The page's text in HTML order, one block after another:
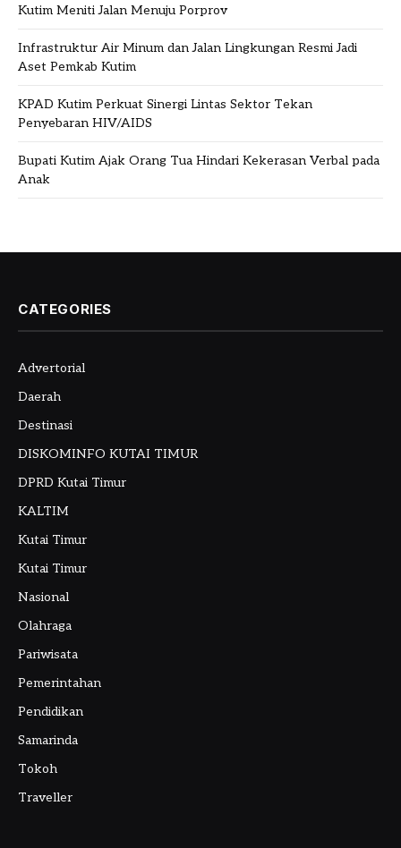
Kutim Meniti Jalan Menuju Porprov
Infrastruktur Air Minum dan Jalan Lingkungan Resmi Jadi
Aset Pemkab Kutim
KPAD Kutim Perkuat Sinergi Lintas Sektor Tekan
Penyebaran HIV/AIDS
Bupati Kutim Ajak Orang Tua Hindari Kekerasan Verbal pada
Anak
CATEGORIES
Advertorial
Daerah
Destinasi
DISKOMINFO KUTAI TIMUR
DPRD Kutai Timur
KALTIM
Kutai Timur
Kutai Timur
Nasional
Olahraga
Pariwisata
Pemerintahan
Pendidikan
Samarinda
Tokoh
Traveller